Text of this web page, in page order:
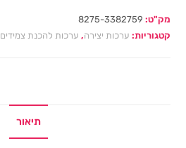
מק"ט: 8275-3382759
קטגוריות: ערכות יצירה, ערכות להכנת צמידים
תיאור